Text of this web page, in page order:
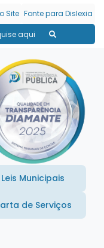
e
Site Fonte para Dislexia
aqui
Leis Municipais
de Serviços